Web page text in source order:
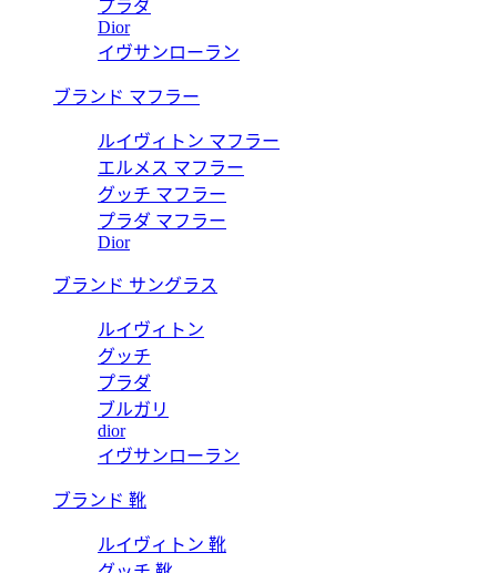
プラダ
Dior
イヴサンローラン
ブランド マフラー
ルイヴィトン マフラー
エルメス マフラー
グッチ マフラー
プラダ マフラー
Dior
ブランド サングラス
ルイヴィトン
グッチ
プラダ
ブルガリ
dior
イヴサンローラン
ブランド 靴
ルイヴィトン 靴